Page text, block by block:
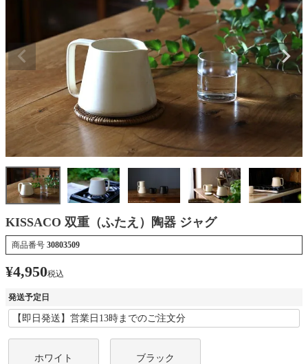
KISSACO 双重（ふたえ）陶器 ジャグ
商品番号 30803509
¥4,950税込
発送予定日
ホワイト ブラック